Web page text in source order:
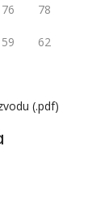
76 78
59 62
(.pdf)